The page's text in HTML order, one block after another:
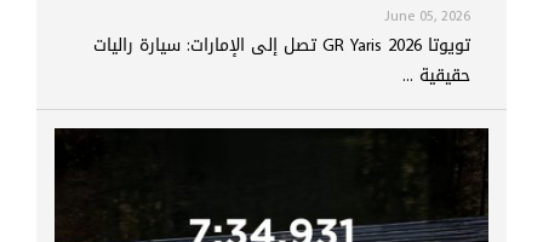
June 05, 2026
تويوتا GR Yaris 2026 تصل إلى الإمارات: سيارة راليات
حقيقية ...